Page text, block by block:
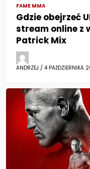
FAME MMA
Gdzie obejrzeć
stream online z
Patrick Mix
ANDRZEJ / 4 PAŹDZIERNIKA